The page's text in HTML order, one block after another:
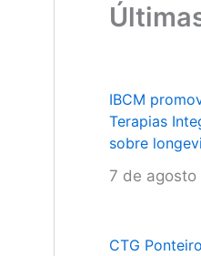
IBCM
Terapias
sobre
7 de
CTG